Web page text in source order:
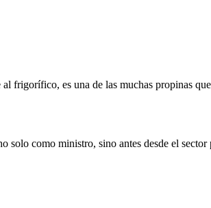
frigorífico, es una de las muchas propinas
como ministro, sino antes desde el